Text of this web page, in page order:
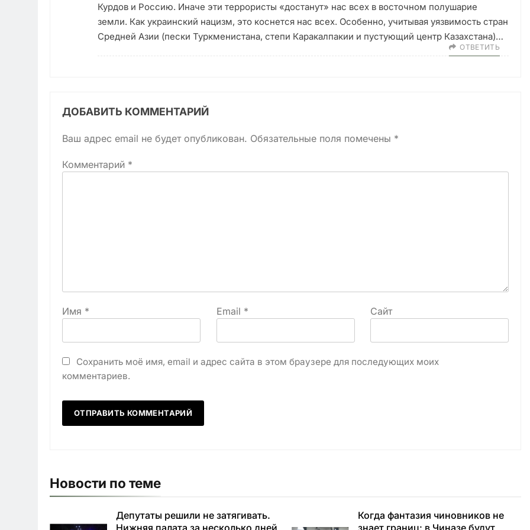
Курдов и Россию. Иначе эти террористы «достанут» нас всех в восточном полушарие
земли. Как украинский нацизм, это коснется нас всех. Особенно, учитывая уязвимость стран
Средней Азии (пески Туркменистана, степи Каракалпакии и пустующий центр Казахстана)…
ОТВЕТИТЬ
ДОБАВИТЬ КОММЕНТАРИЙ
Ваш адрес email не будет опубликован. Обязательные поля помечены *
Комментарий *
Имя * Email * Сайт
Сохранить моё имя, email и адрес сайта в этом браузере для последующих моих
комментариев.
Новости по теме
Депутаты решили не затягивать.
Нижняя палата за несколько дней
Когда фантазия чиновников не
знает границ: в Чиназе будут